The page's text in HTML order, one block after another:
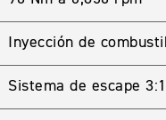
Inyección de
Sistema de escape